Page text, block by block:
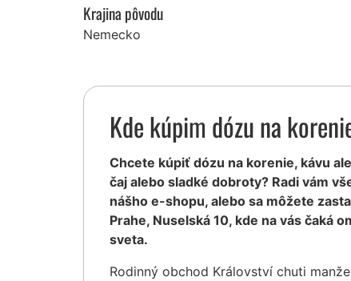
Krajina pôvodu
Nemecko
Kde kúpim dózu na
Chcete kúpiť dózu na korenie, kávu
čaj alebo sladké dobroty? Radi vám
nášho e-shopu, alebo sa môžete
Prahe, Nuselská 10, kde na vás čaká
sveta.
Rodinný obchod Království chuti